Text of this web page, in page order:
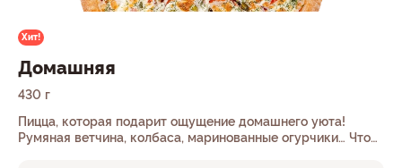
Хит!
Домашняя
430 г
Пицца, которая подарит ощущение домашнего уюта!
Румяная ветчина, колбаса, маринованные огурчики… Что